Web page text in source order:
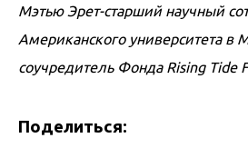
Мэтью Эрет-старший научный
Американского университета в
соучредитель Фонда Rising Tide
Поделиться: